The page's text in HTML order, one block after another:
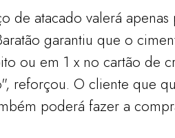
atacado valerá apenas
garantiu que o
ou em 1 x no cartão de
reforçou. O cliente que
poderá fazer a